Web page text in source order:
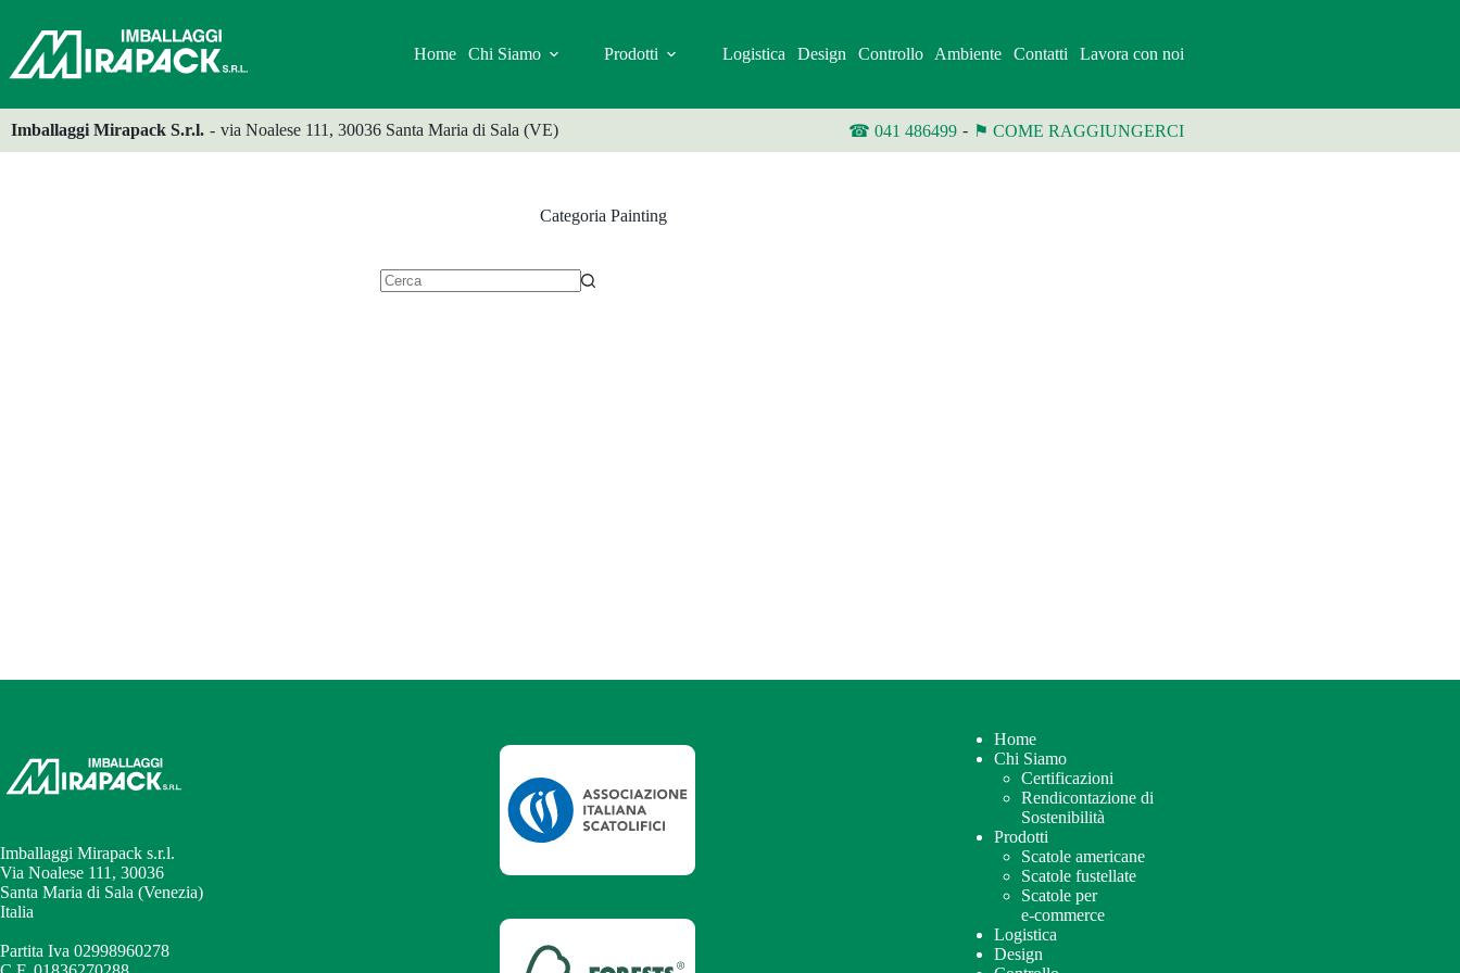
contenuto
Home Chi Siamo Prodotti Logistica Design Controllo Ambiente Contatti Lavora con noi
Imballaggi Mirapack S.r.l. - via Noalese 111, 30036 Santa Maria di Sala (VE) ☎ 041 486499 - ⚑ COME RAGGIUNGERCI
Categoria Painting
Imballaggi Mirapack s.r.l.
Via Noalese 111, 30036
Santa Maria di Sala (Venezia)
Italia
Partita Iva 02998960278
Home
Chi Siamo
Certificazioni
Rendicontazione di
Sostenibilità
Prodotti
Scatole americane
Scatole fustellate
Scatole per
e-commerce
Logistica
Design